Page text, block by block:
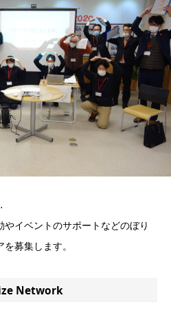
イベントのサポートなどのぼり
募集します。
Network